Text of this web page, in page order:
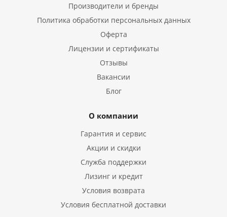
Производители и бренды
Политика обработки персональных данных
Оферта
Лицензии и сертификаты
Отзывы
Вакансии
Блог
О компании
Гарантия и сервис
Акции и скидки
Служба поддержки
Лизинг и кредит
Условия возврата
Условия бесплатной доставки